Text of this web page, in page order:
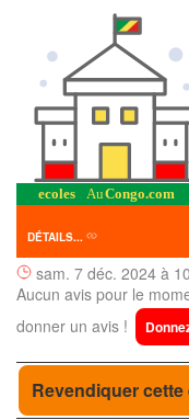
DÉTAILS...
sam. 7 déc. 2024 à
Aucun avis pour le
donner un avis !
Revendiquer cette